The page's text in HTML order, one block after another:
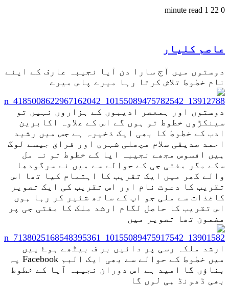
0
1 minute read
عاصم کلیار
دوستوں میں آج سارا دن آپا نجیبہ عارف کے اپنے
نام خطوط تلاش کرتا رہا میرے پاس میرے
دوستوں اور ہمعصر ادیبوں کے ہزاروں نہیں تو
سینکڑوں خطوط تو ہوں گے اس کے علاوہ اکابرین
ادب کے خطوط کا بھی ایک ذخیرہ ہے جس میں رشید
احمد صدیقی سلام مچھلی شہری اور فراق جیسے لوگ
ہیں افسوس مجھے نجیبہ اپا کے خطوط تو نہ مل
سکے مگر مفتی جی کے حوالے سے میں نے سرگودھا
والے گھر میں ایک تقریب کا اہتمام کیا تھا اس
تقریب کا دعوت نام اور اس تقریب کی ایک تصویر
کاغذات سے ملی جو اپ کے ساتھ شئیر کر رہا ہوں
اس تقریب کا حاصل لگام ارشد ملک کا مفتی جی پر
مضمون تھا تصویر میں
ارشد ملکہ رسی پر دائیں بر ف بیٹھے ہوۓ پیں
میں خطوط کے حوالے سے بھی ایک البم Facebook پہ
بناؤں گا امید ہے اس دوران نجیبہ آپا کے خطوط
بھی ڈھونڈ ہی لوں گا